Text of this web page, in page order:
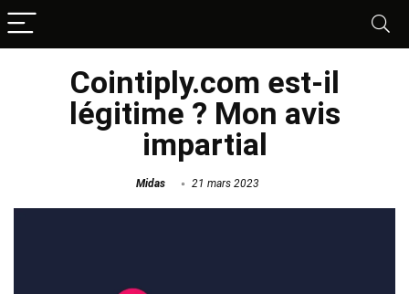
Cointiply.com est-il
légitime ? Mon avis
impartial
Midas 21 mars 2023